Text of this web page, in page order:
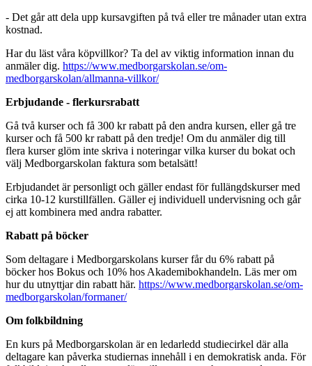
- Det går att dela upp kursavgiften på två eller tre månader utan extra
kostnad.
Har du läst våra köpvillkor? Ta del av viktig information innan du
anmäler dig. https://www.medborgarskolan.se/om-
medborgarskolan/allmanna-villkor/
Erbjudande - flerkursrabatt
Gå två kurser och få 300 kr rabatt på den andra kursen, eller gå tre
kurser och få 500 kr rabatt på den tredje! Om du anmäler dig till
flera kurser glöm inte skriva i noteringar vilka kurser du bokat och
välj Medborgarskolan faktura som betalsätt!
Erbjudandet är personligt och gäller endast för fullängdskurser med
cirka 10-12 kurstillfällen. Gäller ej individuell undervisning och går
ej att kombinera med andra rabatter.
Rabatt på böcker
Som deltagare i Medborgarskolans kurser får du 6% rabatt på
böcker hos Bokus och 10% hos Akademibokhandeln. Läs mer om
hur du utnyttjar din rabatt här. https://www.medborgarskolan.se/om-
medborgarskolan/formaner/
Om folkbildning
En kurs på Medborgarskolan är en ledarledd studiecirkel där alla
deltagare kan påverka studiernas innehåll i en demokratisk anda. För